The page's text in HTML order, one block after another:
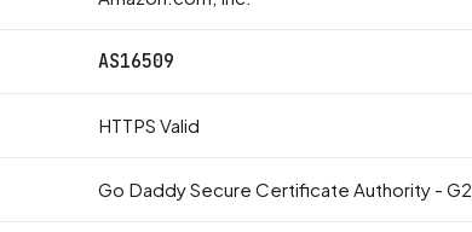
AS16509
HTTPS Valid
Go Daddy Secure Certificate Authority - G2